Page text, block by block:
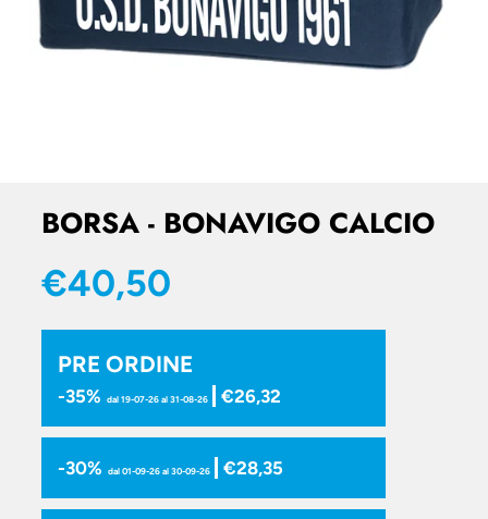
BORSA - BONAVIGO CALCIO
€40,50
PRE ORDINE
-35% dal 19-07-26 al 31-08-26 €26,32
-30% dal 01-09-26 al 30-09-26 €28,35